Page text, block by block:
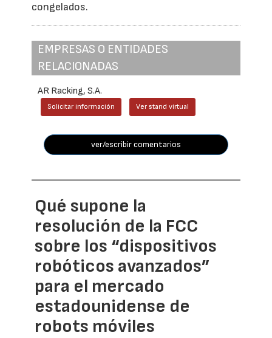
congelados.
EMPRESAS O ENTIDADES
RELACIONADAS
AR Racking, S.A.
Solicitar información Ver stand virtual
ver/escribir comentarios
Qué supone la
resolución de la FCC
sobre los “dispositivos
robóticos avanzados”
para el mercado
estadounidense de
robots móviles